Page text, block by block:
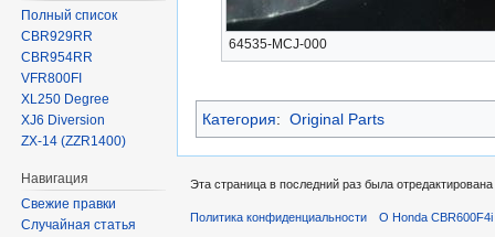
64535-MCJ-000
Категория: Original Parts
Полный список
CBR929RR
CBR954RR
VFR800FI
XL250 Degree
XJ6 Diversion
ZX-14 (ZZR1400)
Навигация
Свежие правки
Случайная статья
Эта страница в последний раз была
Политика конфиденциальности О Honda CBR600F4i